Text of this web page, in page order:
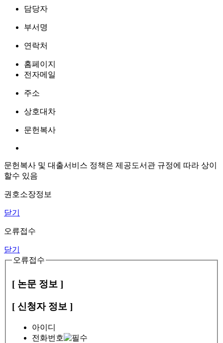
담당자
부서명
연락처
홈페이지
전자메일
주소
상호대차
문헌복사
문헌복사 및 대출서비스 정책은 제공도서관 규정에 따라 상이
할수 있음
권호소장정보
닫기
오류접수
닫기
오류접수
[ 논문 정보 ]
[ 신청자 정보 ]
아이디
전화번호